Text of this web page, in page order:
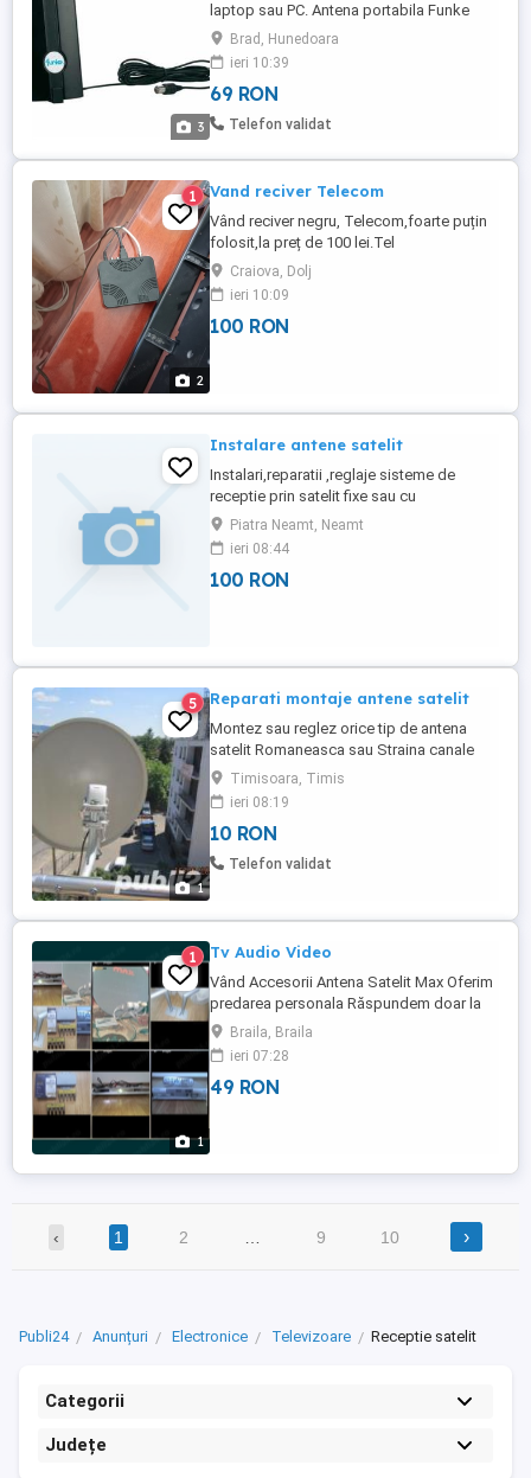
3
laptop sau PC. Antena portabila Funke
PCTV250 este o combinatie perfecta intre
designul elegant si tehnologie. Aceasta
antena mobila digitala activa cu tuner
integrat DVB-T, va ofera cele mai bune
receptii mobile. Aceasta este ideala
Brad, Hunedoara
ieri 10:39
69 RON
Telefon validat
2
1 Vand reciver Telecom
Vând reciver negru, Telecom,foarte puțin
folosit,la preț de 100 lei.Tel
Craiova, Dolj
ieri 10:09
100 RON
Instalare antene satelit
Instalari,reparatii ,reglaje sisteme de
receptie prin satelit fixe sau cu
motor,programe romanesti sau straine.
Instalez echipamente complete Focussat.
Piatra Neamt, Neamt
ieri 08:44
100 RON
1
5 Reparati montaje antene satelit
Montez sau reglez orice tip de antena
satelit Romaneasca sau Straina canale
Italiene, Franceze,Germane
,Rusestii,Arabesti,etc,refac instalatii de
cablu tv si internet,relatii la tel
Timisoara, Timis
ieri 08:19
10 RON
Telefon validat
1
1 Tv Audio Video
Vând Accesorii Antena Satelit Max Oferim
predarea personala Răspundem doar la
Nr de telefon Afisat in Anut Sunați între
orele de 9 18 Zilnic tel 0749919 zero 0 7
Braila, Braila
ieri 07:28
49 RON
‹ 1 2 9 10 ›
Publi24 Anunțuri Electronice Televizoare Receptie satelit
Categorii
Județe